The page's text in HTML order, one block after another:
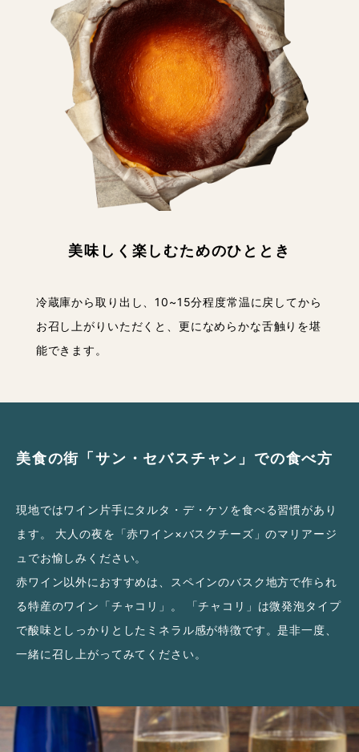
美味しく楽しむためのひととき
冷蔵庫から取り出し、10~15分程度常温に戻してから
お召し上がりいただくと、更になめらかな舌触りを堪
能できます。
美食の街「サン・セバスチャン」での食べ方
現地ではワイン片手にタルタ・デ・ケソを食べる習慣があり
ます。 大人の夜を「赤ワイン×バスクチーズ」のマリアージ
ュでお愉しみください。
赤ワイン以外におすすめは、スペインのバスク地方で作られ
る特産のワイン「チャコリ」。 「チャコリ」は微発泡タイプ
で酸味としっかりとしたミネラル感が特徴です。是非一度、
一緒に召し上がってみてください。